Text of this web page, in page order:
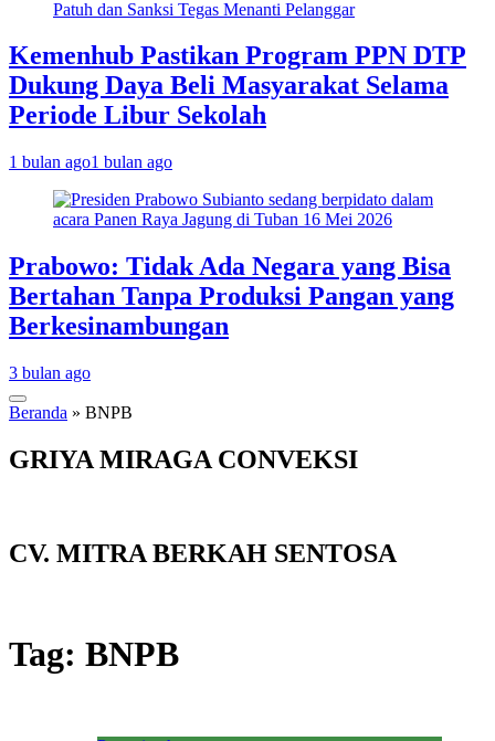
Kemenhub Pastikan Program PPN DTP
Dukung Daya Beli Masyarakat Selama
Periode Libur Sekolah
1 bulan ago1 bulan ago
Prabowo: Tidak Ada Negara yang Bisa
Bertahan Tanpa Produksi Pangan yang
Berkesinambungan
3 bulan ago
Beranda » BNPB
GRIYA MIRAGA CONVEKSI
CV. MITRA BERKAH SENTOSA
Tag: BNPB